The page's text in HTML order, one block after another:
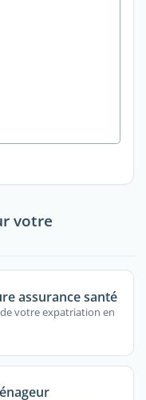
votre
assurance santé
votre expatriation en